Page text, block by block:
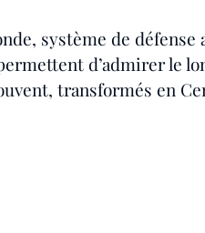
système de
d’admirer le
transformés en